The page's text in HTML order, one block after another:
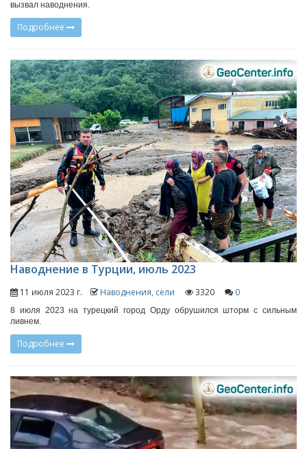
вызвал наводнения.
Подробнее
Наводнение в Турции, июль 2023
11 июля 2023 г. Наводнения, сели 3320 0
8 июля 2023 на турецкий город Орду обрушился шторм с сильным
ливнем.
Подробнее